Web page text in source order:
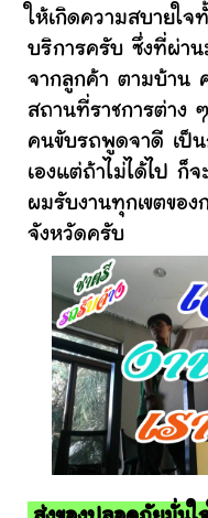
ให้เกิดความสบายใ
บริการครับ ซึ่งที่ผ่าน
จากลูกค้า ตามบ้าน
สถานที่ราชการต่าง
คนขับรถพูดจาดี เป็
เองแต่ถ้าไม่ได้ไป ก็
ผมรับงานทุกเขตขอ
จังหวัดครับ